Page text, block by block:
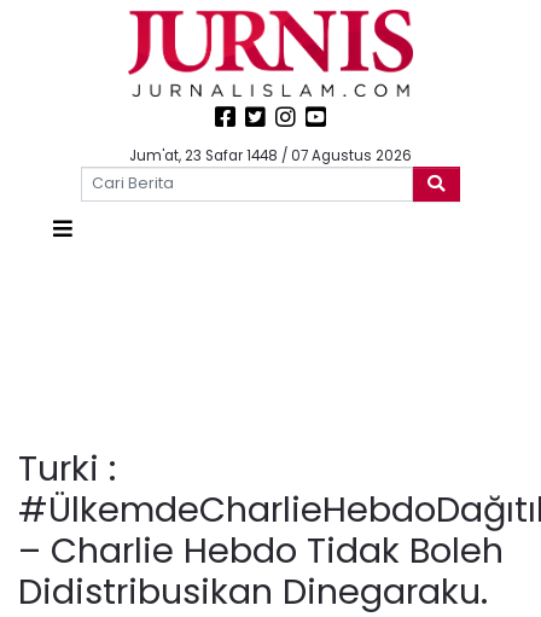
Jum'at, 23 Safar 1448 / 07 Agustus 2026
Turki :
– Charlie Hebdo Tidak Boleh
Didistribusikan Dinegaraku.